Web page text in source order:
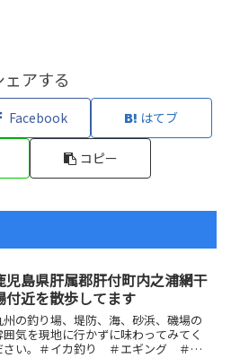
ェアする
Facebook はてブ
コピー
児島県肝属郡肝付町内之浦網干
付近を散歩してます
州の釣り場、堤防、海、砂浜、磯場の
囲気を現地に行かずに味わってみてく
さい。＃イカ釣り ＃エギング ＃釣